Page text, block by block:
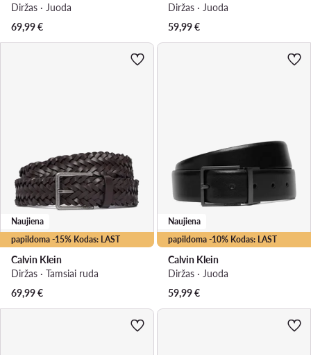
Diržas · Juoda
69,99€
Diržas · Juoda
59,99€
papildoma -15% Kodas: LAST
Naujiena
Calvin Klein
Diržas · Tamsiai ruda
69,99€
papildoma -10% Kodas: LAST
Naujiena
Calvin Klein
Diržas · Juoda
59,99€